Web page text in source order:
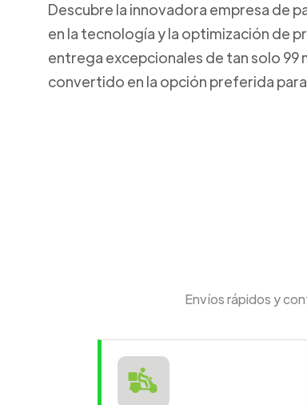
Descubre la innovadora empresa de
en la tecnología y la optimización de
entrega excepcionales de tan solo 99
convertido en la opción preferida
Envíos rápidos y